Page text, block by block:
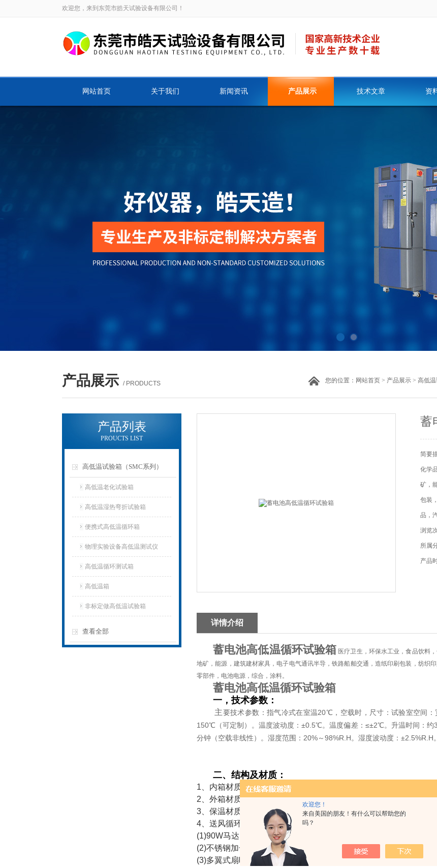
欢迎您！
来自美国的朋友！有什么可以帮助您的
吗？
欢迎您，来到东莞市皓天试验设备有限公司！
网站首页 关于我们 新闻资讯 产品展示 技术文章 资
产品展示 / PRODUCTS 您的位置： 网站首页 > 产品展示 > 高低温
产品列表
PROUCTS LIST
高低温试验箱（SMC系列）
高低温老化试验箱
高低温湿热弯折试验箱
便携式高低温循环箱
物理实验设备高低温测试仪
高低温循环测试箱
高低温箱
非标定做高低温试验箱
查看全部
蓄
简要
化学
矿，
包装
品，
浏览
所属
产品
详情介绍
蓄电池高低温循环试验箱 医疗卫生，环保水工业，食品饮料
地矿，能源，建筑建材家具，电子电气通讯半导，铁路船舶交通，造纸印刷包装，纺织
零部件，电池电源，综合，涂料。
蓄电池高低温循环试验箱
一，技术参数：
主要技术参数：指气冷式在室温20℃，空载时， 尺寸：试验室空间：
150℃（可定制）。温度波动度：±0.5℃。温度偏差： ≤±2℃。升温时间：约
分钟（空载非线性）。湿度范围： 20% ～ 98%R.H。湿度波动度： ±2.5%R.H
二、结构及材质：
1 、内箱材质：不锈钢板(SUS#304 1.0mm
2 、外箱材质：烤漆。
3 、保温材质：硬质 发泡及玻璃棉。
4 、送风循环系统：
(1)90W马达。
(2)不锈钢加长轴心。
(3)多翼式扇叶